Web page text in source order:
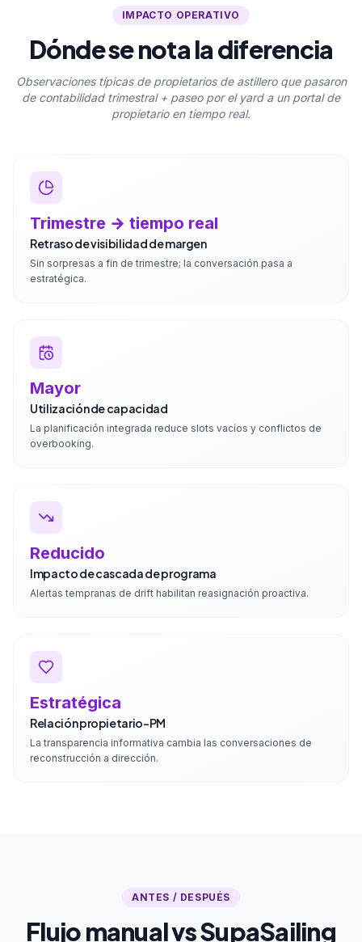
IMPACTO OPERATIVO
Dónde se nota la diferencia
Observaciones típicas de propietarios de astillero que pasaron
de contabilidad trimestral + paseo por el yard a un portal de
propietario en tiempo real.
Trimestre → tiempo real
Retraso de visibilidad de margen
Sin sorpresas a fin de trimestre; la conversación pasa a
estratégica.
Mayor
Utilización de capacidad
La planificación integrada reduce slots vacíos y conflictos de
overbooking.
Reducido
Impacto de cascada de programa
Alertas tempranas de drift habilitan reasignación proactiva.
Estratégica
Relación propietario-PM
La transparencia informativa cambia las conversaciones de
reconstrucción a dirección.
ANTES / DESPUÉS
Flujo manual vs SupaSailing